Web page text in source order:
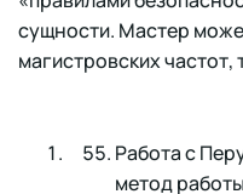
сущности. Мастер
магистровских частот,
Работа с
метод